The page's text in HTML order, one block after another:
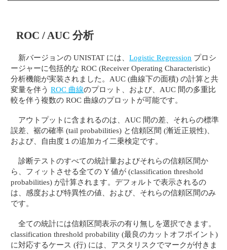
ROC / AUC 分析
新バージョンの UNISTAT には、Logistic Regression プロシ
ージャーに包括的な ROC (Receiver Operating Characteristic)
分析機能が実装されました。AUC (曲線下の面積) の計算と共
変量を伴うROC 曲線のプロット、および、AUC 間の多重比
較を伴う複数の ROC 曲線のプロットが可能です。
アウトプットに含まれるのは、AUC 間の差、それらの標準
誤差、裾の確率 (tail probabilities) と信頼区間 (漸近正規性)、
および、自由度１の追加カイ二乗検定です。
診断テストのすべての統計量およびそれらの信頼区間か
ら、フィットさせる全ての Y 値が (classification threshold
probabilities) が計算されます。デフォルトで表示されるの
は、感度および特異性の値、および、それらの信頼区間のみ
です。
全ての統計には信頼区間表示の有り無しを選択できます。
classification threshold probability (最良のカットオフポイント)
に対応するケース (行) には、アスタリスクでマークが付きま